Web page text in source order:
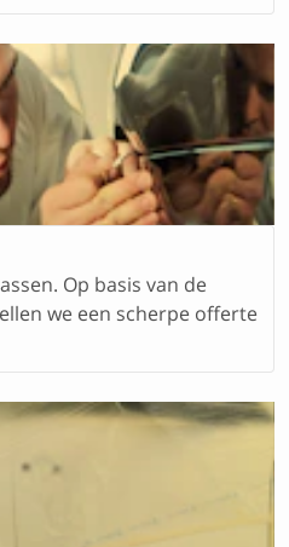
Op basis van de
we een scherpe offerte